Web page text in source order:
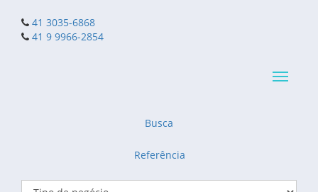
41 3035-6868
41 9 9966-2854
Busca
Referência